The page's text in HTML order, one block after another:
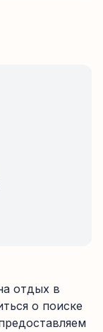
отдых в
о поиске